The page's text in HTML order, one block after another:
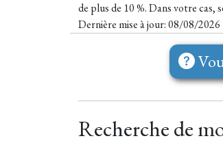
de plus de 10 %. Dans votre
Dernière mise à jour: 08/08/2026
Recherche de